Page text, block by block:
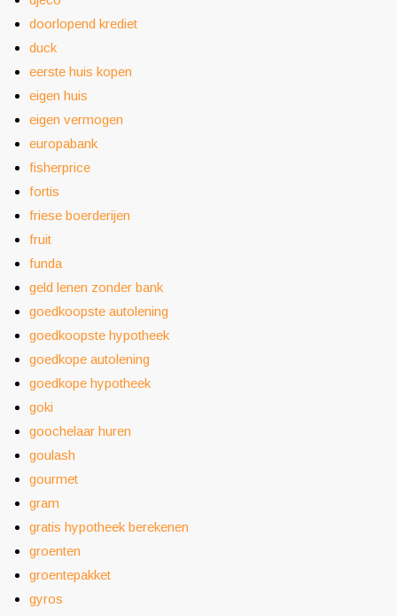
doorlopend krediet
duck
eerste huis kopen
eigen huis
eigen vermogen
europabank
fisherprice
fortis
friese boerderijen
fruit
funda
geld lenen zonder bank
goedkoopste autolening
goedkoopste hypotheek
goedkope autolening
goedkope hypotheek
goki
goochelaar huren
goulash
gourmet
gram
gratis hypotheek berekenen
groenten
groentepakket
gyros